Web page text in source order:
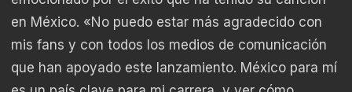
en México. «No puedo estar más agradecido con
mis fans y con todos los medios de comunicación
que han apoyado este lanzamiento. México para mí